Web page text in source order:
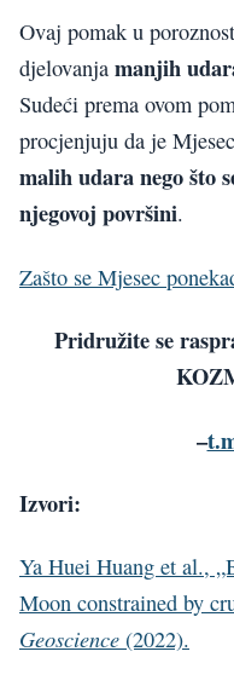
Ovaj pomak u
djelovanja manjih
Sudeći prema ovom
procjenjuju da je Mjesec
malih udara nego što
njegovoj površini.
Zašto se Mjesec
Pridružite se
–
Izvori:
Ya Huei Huang et al.,
Moon constrained by
Geoscience (2022).